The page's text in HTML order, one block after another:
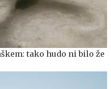
tako hudo ni bilo že